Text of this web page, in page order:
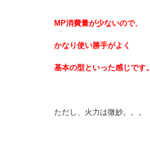
MP消費量が少ないので、
かなり使い勝手がよく
基本の型といった感じです。
ただし、火力は微妙。。。